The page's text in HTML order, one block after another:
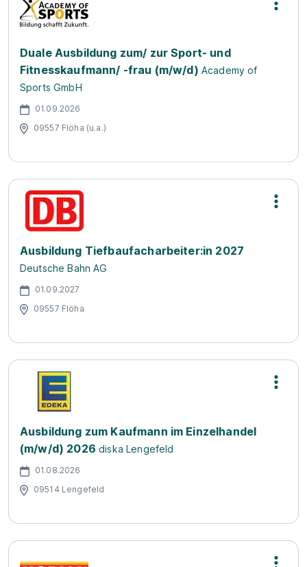
Duale Ausbildung zum/ zur Sport- und
Fitnesskaufmann/ -frau (m/w/d) Academy of
Sports GmbH
01.09.2026
09557 Flöha (u.a.)
Ausbildung Tiefbaufacharbeiter:in 2027
Deutsche Bahn AG
01.09.2027
09557 Flöha
Ausbildung zum Kaufmann im Einzelhandel
(m/w/d) 2026 diska Lengefeld
01.08.2026
09514 Lengefeld